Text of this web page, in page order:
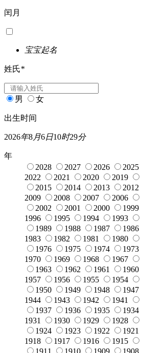
闰月
宝宝起名
姓氏*
男 女
出生时间
2026年8月6日10时29分
年
2028
2027 2026 2025
2022
2021 2020 2019
2015
2014 2013 2012
2009
2008 2007 2006
2002
2001 2000 1999
1996
1995 1994 1993
1989
1988 1987 1986
1983
1982 1981 1980
1976
1975 1974 1973
1970
1969 1968 1967
1963
1962 1961 1960
1957
1956 1955 1954
1950
1949 1948 1947
1944
1943 1942 1941
1937
1936 1935 1934
1931
1930 1929 1928
1924
1923 1922 1921
1918
1917 1916 1915